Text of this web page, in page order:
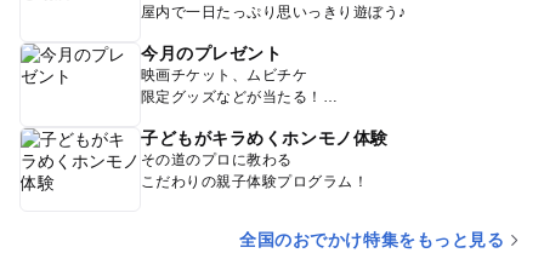
屋内で一日たっぷり思いっきり遊ぼう♪
今月のプレゼント
映画チケット、ムビチケ
限定グッズなどが当たる！
子どもがキラめくホンモノ体験
その道のプロに教わる
こだわりの親子体験プログラム！
全国のおでかけ特集をもっと見る